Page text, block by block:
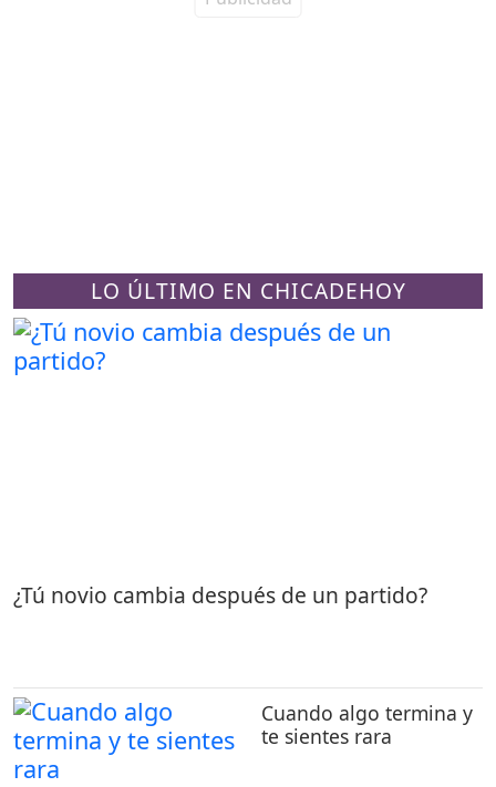
LO ÚLTIMO EN CHICADEHOY
¿Tú novio cambia después de un partido?
Cuando algo termina y
te sientes rara